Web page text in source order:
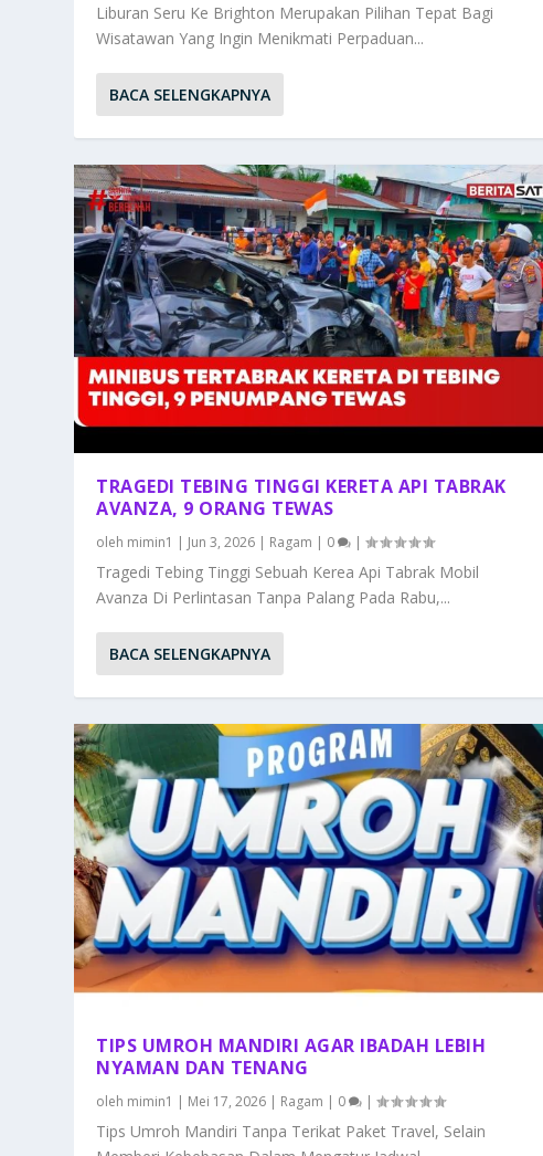
Liburan Seru Ke Brighton Merupakan Pilihan Tepat Bagi
Wisatawan Yang Ingin Menikmati Perpaduan...
BACA SELENGKAPNYA
TRAGEDI TEBING TINGGI KERETA API TABRAK
AVANZA, 9 ORANG TEWAS
oleh mimin1 | Jun 3, 2026 | Ragam | 0 |
Tragedi Tebing Tinggi Sebuah Kerea Api Tabrak Mobil
Avanza Di Perlintasan Tanpa Palang Pada Rabu,...
BACA SELENGKAPNYA
TIPS UMROH MANDIRI AGAR IBADAH LEBIH
NYAMAN DAN TENANG
oleh mimin1 | Mei 17, 2026 | Ragam | 0 |
Tips Umroh Mandiri Tanpa Terikat Paket Travel, Selain